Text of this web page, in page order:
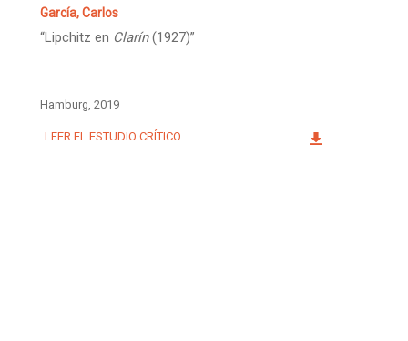
García, Carlos
“Lipchitz en Clarín(1927)”
Hamburg, 2019
LEER EL ESTUDIO CRÍTICO